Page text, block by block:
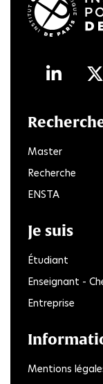
Master
Recherche
ENSTA
Je suis
Étudiant
Enseignant -
Entreprise
Mentions